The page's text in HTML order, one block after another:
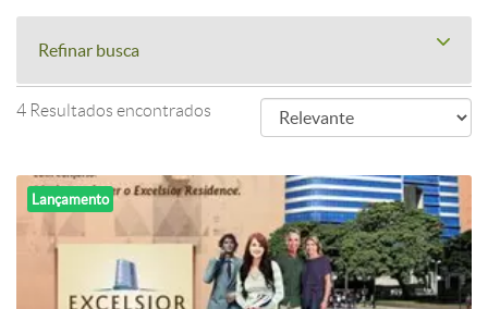
Refinar busca
4 Resultados encontrados
Lançamento